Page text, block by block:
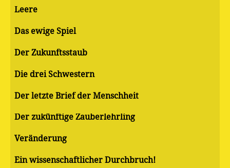
Leere
Das ewige Spiel
Der Zukunftsstaub
Die drei Schwestern
Der letzte Brief der Menschheit
Der zukünftige Zauberlehrling
Veränderung
Ein wissenschaftlicher Durchbruch!